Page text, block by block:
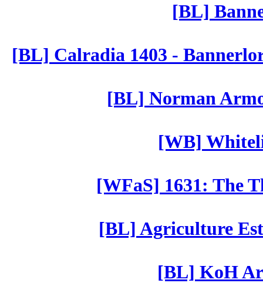
[BL]
[BL] Calradia 1403 -
[BL] Norman
[WB]
[WFaS] 1631: The
[BL] Agriculture
[BL] KoH